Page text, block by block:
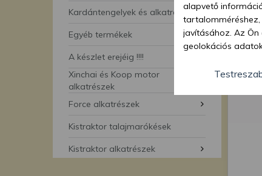
Kardántengelyek és alkatrészei
Egyéb termékek
A készlet erejéig !!!!
Xinchai és Koop motor
alkatrészek
Force alkatrészek
Kistraktor talajmarókések
Kistraktor alkatrészek
alapvető
tartalomméréshez,
javításához. Az
geolokációs
hozzájárulhat
lehetőségként a
feltétlenül
beállításai csak